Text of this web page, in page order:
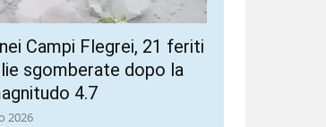
Campi Flegrei, 21 feriti
sgomberate dopo la
4.7
2026